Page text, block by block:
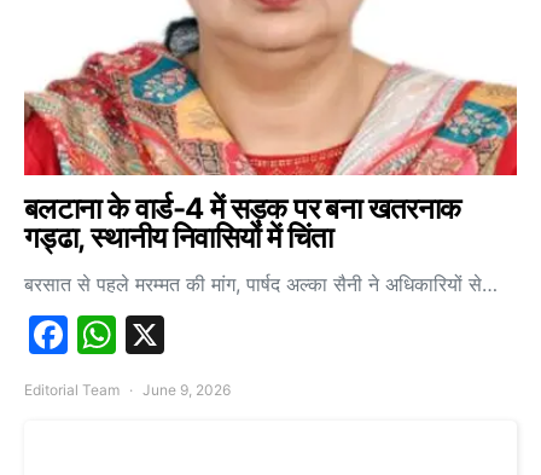
बलटाना के वार्ड-4 में सड़क पर बना खतरनाक
गड्ढा, स्थानीय निवासियों में चिंता
बरसात से पहले मरम्मत की मांग, पार्षद अल्का सैनी ने अधिकारियों से…
Facebook
WhatsApp
Editorial Team June 9, 2026